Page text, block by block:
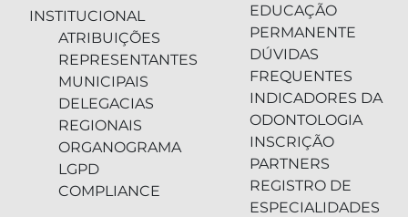
INSTITUCIONAL
ATRIBUIÇÕES
REPRESENTANTES
MUNICIPAIS
DELEGACIAS
REGIONAIS
ORGANOGRAMA
LGPD
COMPLIANCE
EDUCAÇÃO
PERMANENTE
DÚVIDAS
FREQUENTES
INDICADORES DA
ODONTOLOGIA
INSCRIÇÃO
PARTNERS
REGISTRO DE
ESPECIALIDADES